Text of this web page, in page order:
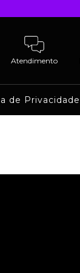
Atendimento
de Privacidade